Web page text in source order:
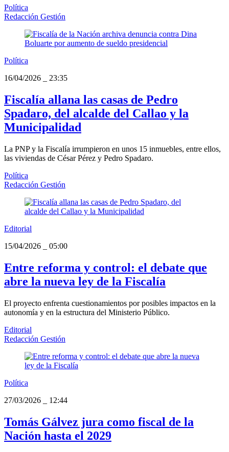
Política
Redacción Gestión
Política
16/04/2026
23:35
Fiscalía allana las casas de Pedro
Spadaro, del alcalde del Callao y la
Municipalidad
La PNP y la Fiscalía irrumpieron en unos 15 inmuebles, entre ellos,
las viviendas de César Pérez y Pedro Spadaro.
Política
Redacción Gestión
Editorial
15/04/2026
05:00
Entre reforma y control: el debate que
abre la nueva ley de la Fiscalía
El proyecto enfrenta cuestionamientos por posibles impactos en la
autonomía y en la estructura del Ministerio Público.
Editorial
Redacción Gestión
Política
27/03/2026
12:44
Tomás Gálvez jura como fiscal de la
Nación hasta el 2029